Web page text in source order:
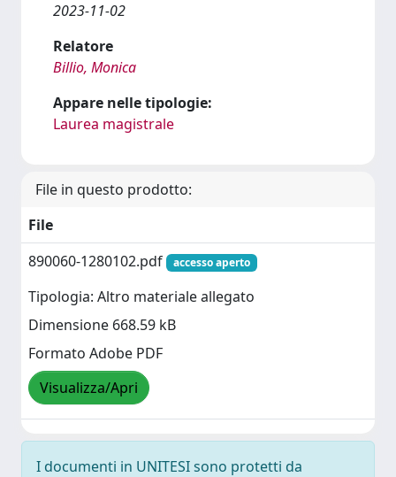
2023-11-02
Relatore
Billio, Monica
Appare nelle tipologie:
Laurea magistrale
File in questo prodotto:
File
890060-1280102.pdf
accesso aperto
Tipologia: Altro materiale allegato
Dimensione 668.59 kB
Formato Adobe PDF
Visualizza/Apri
I documenti in UNITESI sono protetti da